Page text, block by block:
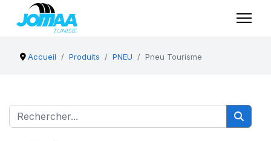
Accueil Produits PNEU Pneu Tourisme